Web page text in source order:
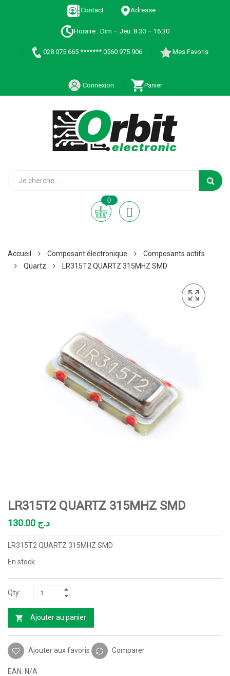
Contact Adresse
Horaire : Dim – Jeu: 8:30 – 16:30
028 075 665 ******* 0560 975 906 Mes Favoris
Connexion Panier
0
Accueil Composant électronique
Composants actifs
Quartz
LR315T2 QUARTZ 315MHZ SMD
LR315T2 QUARTZ 315MHZ SMD
د.ج
LR315T2 QUARTZ 315MHZ SMD
En stock
Ajouter au panier
Ajouter aux favoris Comparer
EAN: N/A